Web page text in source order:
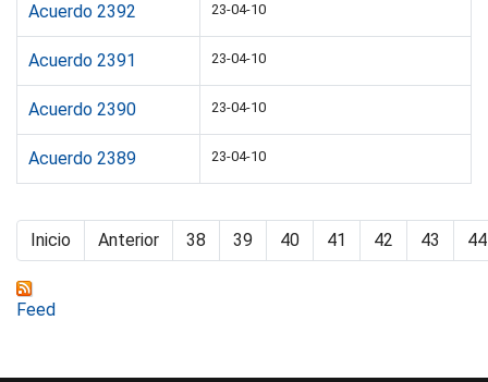
Acuerdo 2392 23-04-10
Acuerdo 2391 23-04-10
Acuerdo 2390 23-04-10
Acuerdo 2389 23-04-10
Inicio Anterior 38 39 40 41 42 43 44
Feed